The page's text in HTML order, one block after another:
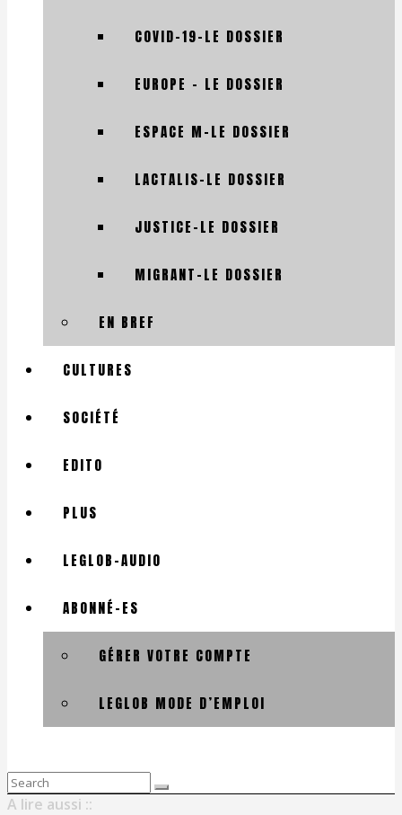
COVID-19-LE DOSSIER
EUROPE – LE DOSSIER
ESPACE M-LE DOSSIER
LACTALIS-LE DOSSIER
JUSTICE-LE DOSSIER
MIGRANT-LE DOSSIER
EN BREF
CULTURES
SOCIÉTÉ
EDITO
PLUS
LEGLOB-AUDIO
ABONNÉ-ES
GÉRER VOTRE COMPTE
LEGLOB MODE D’EMPLOI
Search
for:
A lire aussi ::